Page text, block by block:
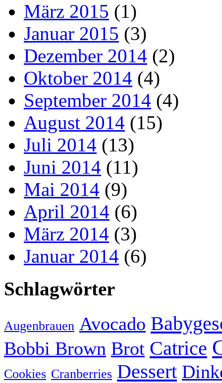
März 2015 (1)
Januar 2015 (3)
Dezember 2014 (2)
Oktober 2014 (4)
September 2014 (4)
August 2014 (15)
Juli 2014 (13)
Juni 2014 (11)
Mai 2014 (9)
April 2014 (6)
März 2014 (3)
Januar 2014 (6)
Schlagwörter
Augenbrauen Avocado
Bobbi Brown Brot Catrice
Cookies Cranberries Dessert